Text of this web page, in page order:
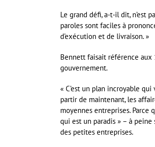
Le grand défi, a-t-il dit, n’est
paroles sont faciles à
d’exécution et de livraison. »
Bennett faisait référence aux
gouvernement.
« C’est un plan incroyable
partir de maintenant, les
moyennes entreprises. Parce
qui est un paradis » – à
des petites entreprises.